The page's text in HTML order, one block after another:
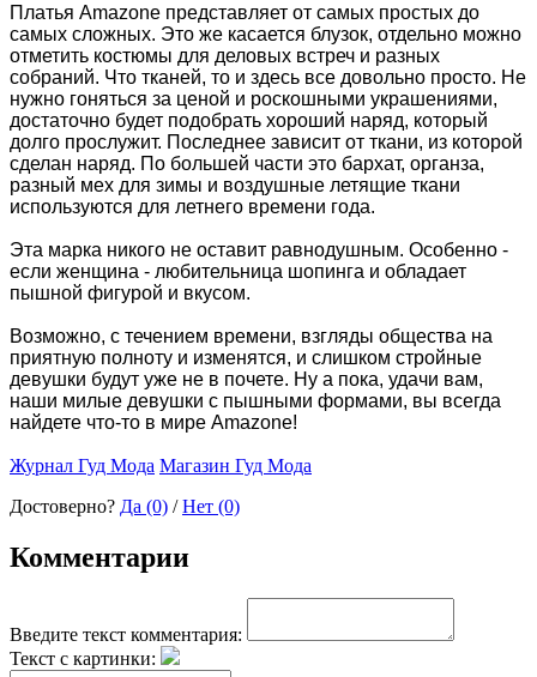
Платья Amazone представляет от самых простых до
самых сложных. Это же касается блузок, отдельно можно
отметить костюмы для деловых встреч и разных
собраний. Что тканей, то и здесь все довольно просто. Не
нужно гоняться за ценой и роскошными украшениями,
достаточно будет подобрать хороший наряд, который
долго прослужит. Последнее зависит от ткани, из которой
сделан наряд. По большей части это бархат, органза,
разный мех для зимы и воздушные летящие ткани
используются для летнего времени года.
Эта марка никого не оставит равнодушным. Особенно -
если женщина - любительница шопинга и обладает
пышной фигурой и вкусом.
Возможно, с течением времени, взгляды общества на
приятную полноту и изменятся, и слишком стройные
девушки будут уже не в почете. Ну а пока, удачи вам,
наши милые девушки с пышными формами, вы всегда
найдете что-то в мире Amazone!
Журнал Гуд Мода Магазин Гуд Мода
Достоверно? Да (0) /Нет (0)
Комментарии
Введите текст комментария:
Текст с картинки: